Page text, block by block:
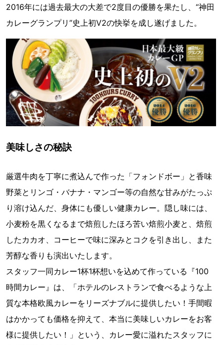
2016年には過去最大の大差で2度目の優勝を果たし、“神田
カレーグランプリ”史上初V2の快挙を成し遂げました。
美味しさの秘訣
厳選牛肉を丁寧に煮込んで作った「フォンドボー」と香味
野菜とリンゴ・バナナ・マンゴー等の自然な甘みがたっぷ
り溶け込んだ、身体にも優しい健康カレー。隠し味には、
小麦粉を黒くなるまで焙煎したほろ苦い焙煎小麦と、焙煎
したカカオ、コーヒーで味に深みとコクを引き出し、また
芳醇な香りも演出いたします。
スタッフ一同カレー1杯1杯想いを込めて作っている『100
時間カレー』は、「ホテルのレストランで食べるような上
質な本格欧風カレーをリーズナブルに提供したい！手間暇
はかかっても価格を抑えて、本当に美味しいカレーをお客
様に提供したい！」という、カレー愛に溢れたスタッフに